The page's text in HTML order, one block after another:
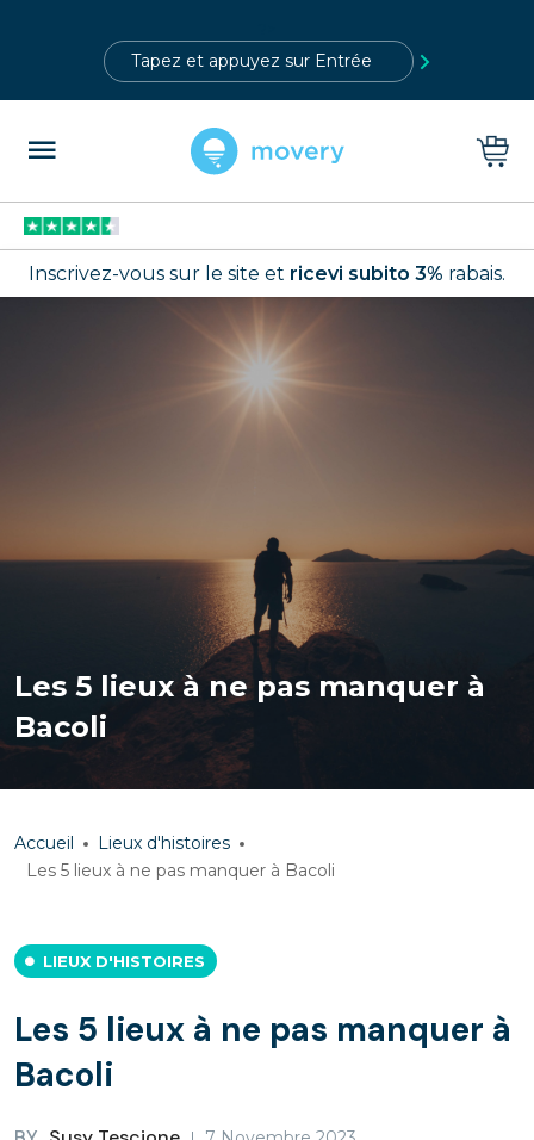
Inscrivez-vous sur le site et ricevi subito 3% rabais.
Les 5 lieux à ne pas manquer à
Bacoli
Accueil
Lieux d'histoires
Les 5 lieux à ne pas manquer à Bacoli
LIEUX D'HISTOIRES
Les 5 lieux à ne pas manquer à
Bacoli